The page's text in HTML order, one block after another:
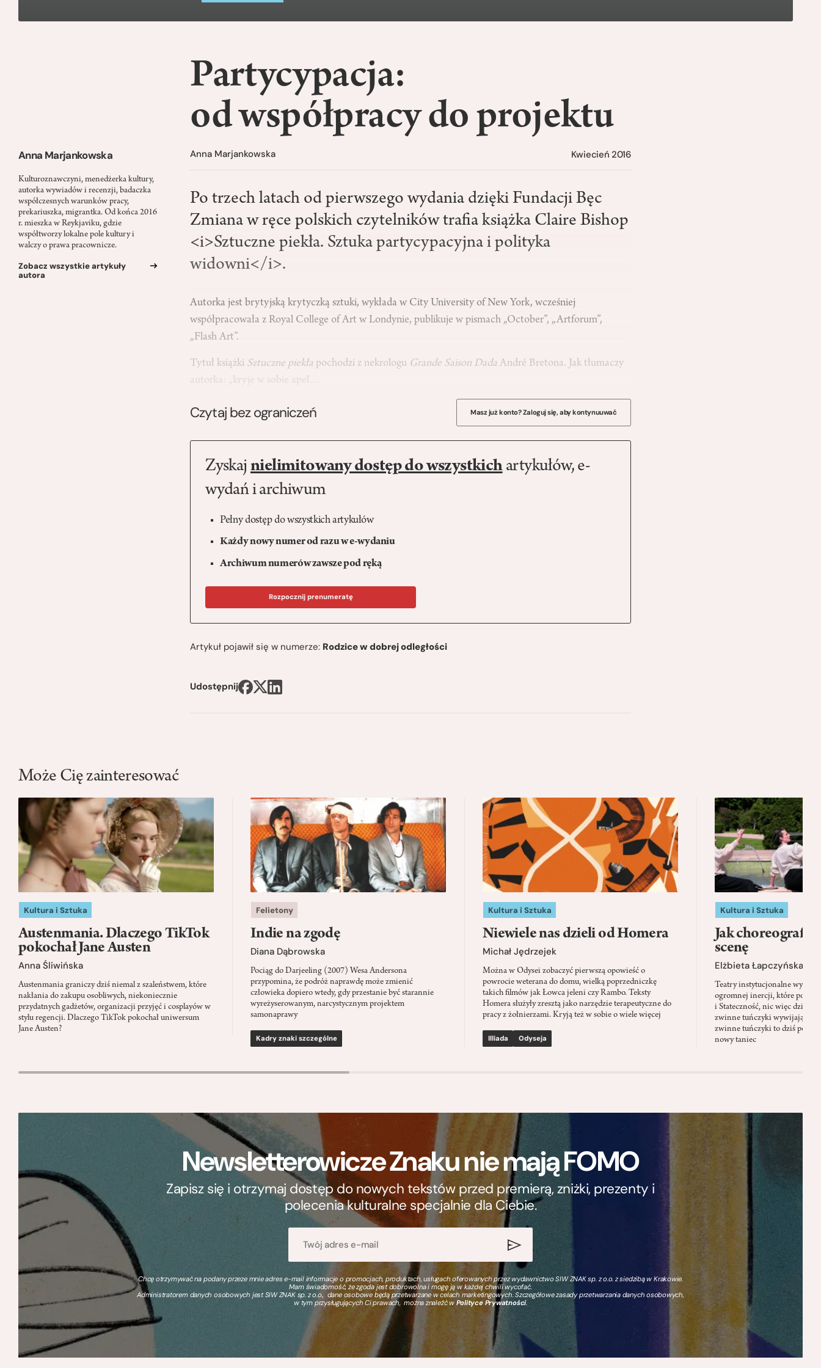
Anna Marjankowska
Kulturoznawczyni, menedżerka kultury,
autorka wywiadów i recenzji, badaczka
współczesnych warunków pracy,
prekariuszka, migrantka. Od końca 2016
r. mieszka w Reykjaviku, gdzie
współtworzy lokalne pole kultury i
walczy o prawa pracownicze.
Zobacz wszystkie artykuły
autora
Partycypacja:
od współpracy do projektu
Anna Marjankowska Kwiecień 2016
Po trzech latach od pierwszego wydania dzięki Fundacji Bęc
Zmiana w ręce polskich czytelników trafia książka Claire Bishop
<i>Sztuczne piekła. Sztuka partycypacyjna i polityka
widowni</i>.
Autorka jest brytyjską krytyczką sztuki, wykłada w City University of New York, wcześniej
współpracowała z Royal College of Art w Londynie, publikuje w pismach „October”, „Artforum”,
„Flash Art”.
Tytuł książki Sztuczne piekła pochodzi z nekrologu Grande Saison DadaAndré Bretona. Jak tłumaczy
autorka: „kryje w sobie apel…
Czytaj bez ograniczeń Masz już konto? Zaloguj się, aby kontynuuwać
Zyskaj nielimitowany dostęp do wszystkichartykułów, e-
wydań i archiwum
Pełny dostęp do wszystkich artykułów
Każdy nowy numer od razu w e-wydaniu
Archiwum numerów zawsze pod ręką
Rozpocznij prenumeratę
Artykuł pojawił się w numerze: Rodzice w dobrej odległości
Udostępnij
Może Cię zainteresować
Kultura i Sztuka
Austenmania. Dlaczego TikTok
pokochał Jane Austen
Anna Śliwińska
Austenmania graniczy dziś niemal z szaleństwem, które
nakłania do zakupu osobliwych, niekoniecznie
przydatnych gadżetów, organizacji przyjęć i cosplayów w
stylu regencji. Dlaczego TikTok pokochał uniwersum
Jane Austen?
Felietony
Indie na zgodę
Diana Dąbrowska
Pociąg do Darjeeling (2007) Wesa Andersona
przypomina, że podróż naprawdę może zmienić
człowieka dopiero wtedy, gdy przestanie być starannie
wyreżyserowanym, narcystycznym projektem
samonaprawy
Kadry znaki szczególne
Kultura i Sztuka
Niewiele nas dzieli od Homera
Michał Jędrzejek
Można w Odysei zobaczyć pierwszą opowieść o
powrocie weterana do domu, wielką poprzedniczkę
takich filmów jak Łowca jeleni czy Rambo. Teksty
Homera służyły zresztą jako narzędzie terapeutyczne do
pracy z żołnierzami. Kryją też w sobie o wiele więcej
Illiada Odyseja
Kultura i Sztuka
Jak
scenę
Elżbieta Łapczyńska
Teatry instytucjonalne
ogromnej inercji, które ponad
i Stateczność, nic więc
zwinne tuńczyki wywijają
zwinne tuńczyki to dziś
nowy taniec
Newsletterowicze Znaku nie mają FOMO
Zapisz się i otrzymaj dostęp do nowych tekstów przed premierą, zniżki, prezenty i
polecenia kulturalne specjalnie dla Ciebie.
Chcę otrzymywać na podany przeze mnie adres e-mail informacje o promocjach, produktach, usługach oferowanych przez wydawnictwo SIW ZNAK sp. z o.o. z siedzibą w Krakowie.
Mam świadomość, że zgoda jest dobrowolna i mogę ją w każdej chwili wycofać.
Administratorem danych osobowych jest SIW ZNAK sp. z o.o., dane osobowe będą przetwarzane w celach marketingowych. Szczegółowe zasady przetwarzania danych osobowych,
w tym przysługujących Ci prawach, można znaleźć wPolityce Prywatności.